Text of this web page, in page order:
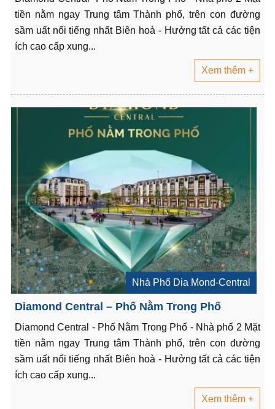
tiền nằm ngay Trung tâm Thành phố, trên con đường
sầm uất nổi tiếng nhất Biên hoà - Hưởng tất cả các tiện
ích cao cấp xung...
Xem thêm +
Nhà Phố Dia Mond-Central
Diamond Central – Phố Nằm Trong Phố
Diamond Central - Phố Nằm Trong Phố - Nhà phố 2 Mặt
tiền nằm ngay Trung tâm Thành phố, trên con đường
sầm uất nổi tiếng nhất Biên hoà - Hưởng tất cả các tiện
ích cao cấp xung...
Xem thêm +